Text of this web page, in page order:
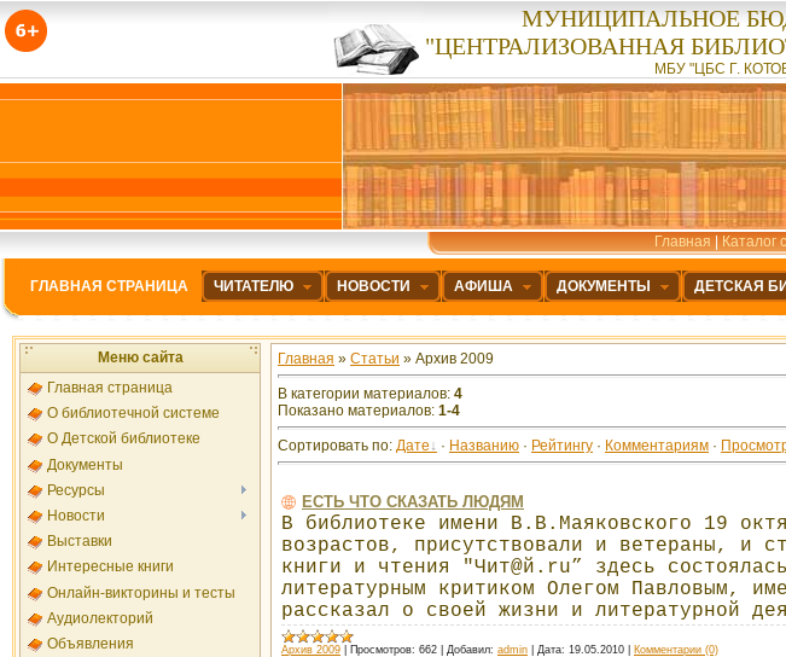
МУНИЦИПАЛЬНОЕ
"ЦЕНТРАЛИЗОВАННАЯ
МБУ "ЦБС Г.
Главная|Каталог
ГЛАВНАЯ СТРАНИЦА ЧИТАТЕЛЮ НОВОСТИ АФИША ДОКУМЕНТЫ ДЕТСКАЯ
Меню сайта
Главная страница
О библиотечной системе
О Детской библиотеке
Документы
Ресурсы
Новости
Выставки
Интересные книги
Онлайн-викторины и тесты
Аудиолекторий
Объявления
Главная » Статьи » Архив 2009
В категории материалов: 4
Показано материалов: 1-4
Сортировать по: Дате · Названию · Рейтингу · Комментариям ·
ЕСТЬ ЧТО СКАЗАТЬ ЛЮДЯМ
В библиотеке имени В.В.Маяковского 19
возрастов, присутствовали и ветераны, и
книги и чтения "Чит@й.ru” здесь
литературным критиком Олегом Павловым,
рассказал о своей жизни и литературной
Архив 2009 Просмотров: 662 Добавил: admin Дата: 19.05.2010 Комментарии (0)